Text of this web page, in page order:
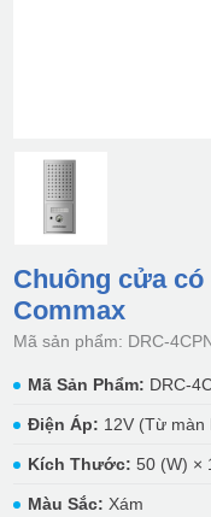
Chuông cửa có
Commax
Mã sản phẩm: DRC-
Mã Sản Phẩm: DRC-
Điện Áp: 12V (Từ màn
Kích Thước: 50 (W) ×
Màu Sắc: Xám